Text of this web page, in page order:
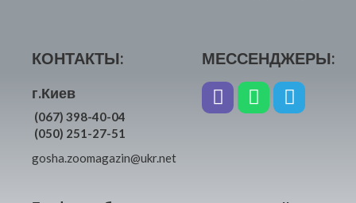
КОНТАКТЫ:
г.Киев
(067) 398-40-04
(050) 251-27-51
gosha.zoomagazin@ukr.net
МЕССЕНДЖЕРЫ: